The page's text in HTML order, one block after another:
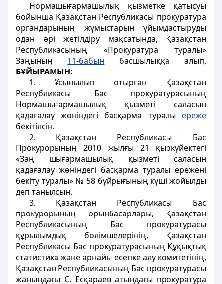
Нормашығармашылық қызметке қатысуы
бойынша Қазақстан Республикасы прокуратура
органдарының жұмыстарын ұйымдастыруды
одан әрі жетілдіру мақсатында, Қазақстан
Республикасының «Прокуратура туралы»
Заңының 11-бабын басшылыққа алып,
БҰЙЫРАМЫН:
1. Ұсынылып отырған Қазақстан
Республикасы Бас прокуратурасының
Нормашығармашылық қызметі саласын
қадағалау жөніндегі басқарма туралы ереже
бекітілсін.
2. Қазақстан Республикасы Бас
Прокурорының 2010 жылғы 21 қыркүйектегі
«Заң шығармашылық қызметі саласын
қадағалау жөніндегі басқарма туралы ережені
бекіту туралы» № 58 бұйрығының күші жойылды
деп танылсын.
3. Қазақстан Республикасы Бас
прокурорының орынбасарлары, Қазақстан
Республикасының Бас прокуратурасы
құрылымдық бөлімшелерінің, Қазақстан
Республикасы Бас прокуратурасының Құқықтық
статистика және арнайы есепке алу комитетінің,
Қазақстан Республикасының Бас прокуратурасы
жанындағы С. Есқараев атындағы прокуратура